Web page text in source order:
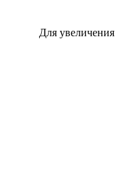
Для увеличения